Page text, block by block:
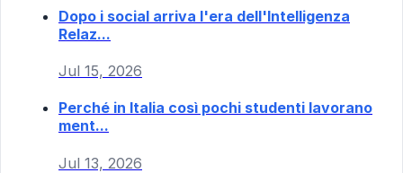
Dopo i social arriva l'era dell'Intelligenza
Relaz...
Jul 15, 2026
Perché in Italia così pochi studenti lavorano
ment...
Jul 13, 2026